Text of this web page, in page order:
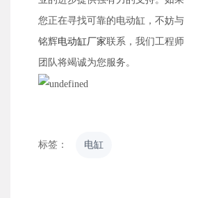
您正在寻找可靠的电动缸，不妨与
铭辉电动缸厂家联系，我们工程师
团队将竭诚为您服务。
标签： 电缸